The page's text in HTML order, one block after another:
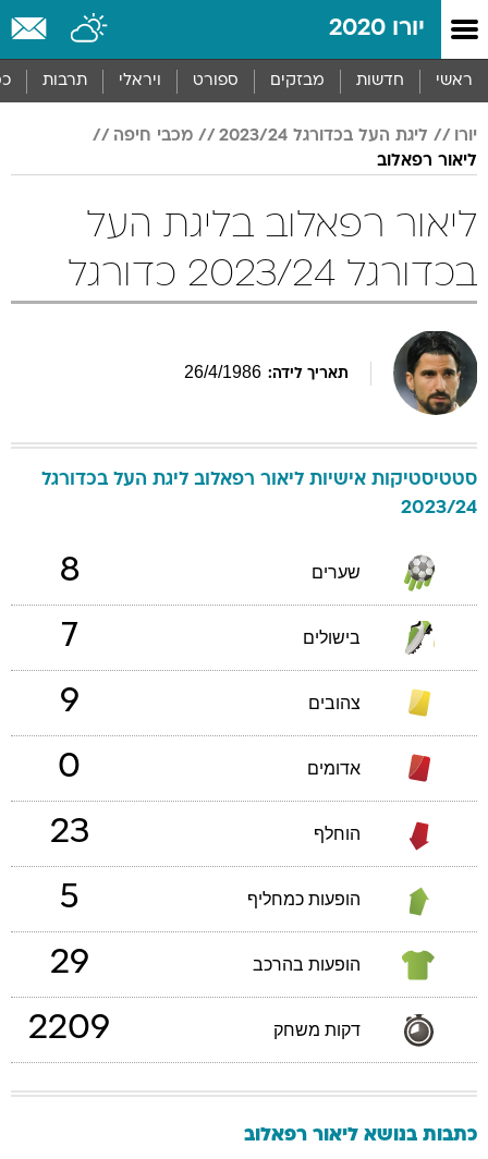
יורו 2020
ראשי חדשות מבזקים ספורט ויראלי תרבות
יורו ליגת העל בכדורגל 2023/24
מכבי חיפה
ליאור רפאלוב
ליאור רפאלוב בליגת העל
בכדורגל 2023/24 כדורגל
תאריך לידה: 26/4/1986
סטטיסטיקות אישיות ליאור רפאלוב ליגת העל בכדורגל
2023/24
שערים 8
בישולים 7
צהובים 9
אדומים 0
הוחלף 23
הופעות כמחליף 5
הופעות בהרכב 29
דקות משחק 2209
כתבות בנושא ליאור רפאלוב